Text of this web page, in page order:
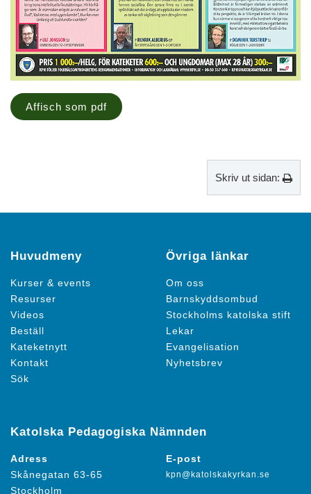
Affisch som pdf
Skriv ut sidan:
Huvudmeny
Kurser & events
Resurser
Videos
Beställ
Kateketnytt
Kontakt
Sök
Övriga länkar
Om oss
Barnskyddsombud
Stockholms katolska stift
Lekar
Evangelisation
Nyhetsbrev
Katolska Pedagogiska Nämnden
Adress
Skånegatan 63-65
Stockholm
E-post
kpn@katolskakyrkan.se